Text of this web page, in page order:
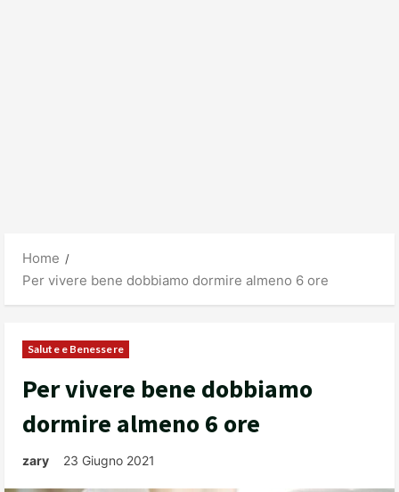
Home
Per vivere bene dobbiamo dormire almeno 6 ore
Salute e Benessere
Per vivere bene dobbiamo
dormire almeno 6 ore
zary 23 Giugno 2021